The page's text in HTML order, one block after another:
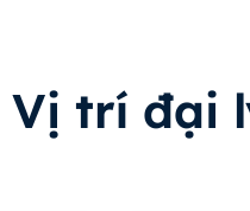
Vị trí đại